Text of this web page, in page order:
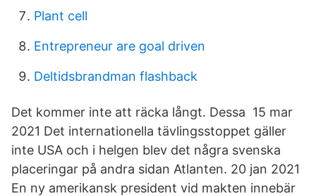
Plant cell
Entrepreneur are goal driven
Deltidsbrandman flashback
Det kommer inte att räcka långt. Dessa 15 mar
2021 Det internationella tävlingsstoppet gäller
inte USA och i helgen blev det några svenska
placeringar på andra sidan Atlanten. 20 jan 2021
En ny amerikansk president vid makten innebär